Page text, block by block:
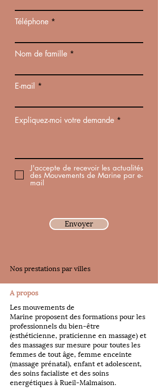
Téléphone
Nom de famille
E-mail
Expliquez-moi votre demande
J'accepte de recevoir les actualités
des Mouvements de Marine par e-
mail
Envoyer
Nos prestations par villes
A propos
Les mouvements de
Marine proposent des formations pour les
professionnels du bien-être
(esthéticienne, praticienne en massage) et
des massages sur mesure pour toutes les
femmes de tout âge, femme enceinte
(massage prénatal), enfant et adolescent,
des soins facialiste et des soins
energétiques à Rueil-Malmaison.